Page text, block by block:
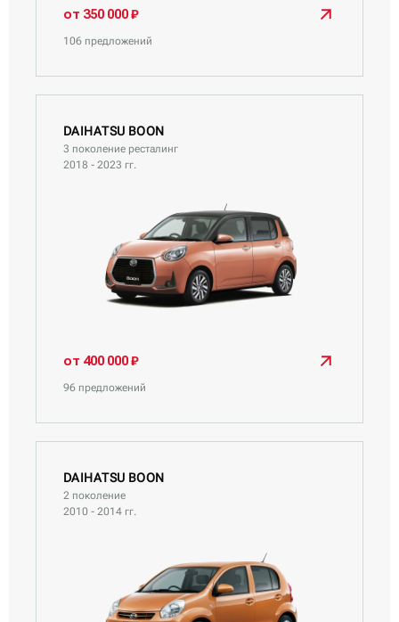
Daihatsu Sonica
Daihatsu Tanto
Daihatsu Tanto Exe
от 350 000 ₽
106 предложений
DAIHATSU BOON
3 поколение ресталинг
2018 - 2023 гг.
от 400 000 ₽
96 предложений
DAIHATSU BOON
2 поколение
2010 - 2014 гг.